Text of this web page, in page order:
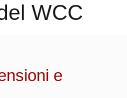
WCC
e